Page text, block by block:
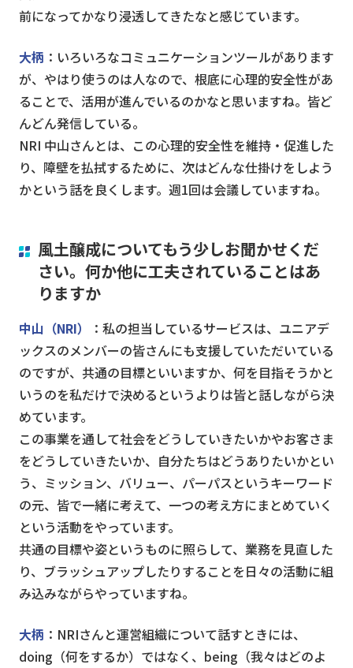
前になってかなり浸透してきたなと感じています。
大柄 ：いろいろなコミュニケーションツールがあります
が、やはり使うのは人なので、根底に心理的安全性があ
ることで、活用が進んでいるのかなと思いますね。皆ど
んどん発信している。
NRI 中山さんとは、この心理的安全性を維持・促進した
り、障壁を払拭するために、次はどんな仕掛けをしよう
かという話を良くします。週1回は会議していますね。
風土醸成についてもう少しお聞かせくだ
さい。何か他に工夫されていることはあ
りますか
中山（NRI）
：私の担当しているサービスは、ユニアデ
ックスのメンバーの皆さんにも支援していただいている
のですが、共通の目標といいますか、何を目指そうかと
いうのを私だけで決めるというよりは皆と話しながら決
めています。
この事業を通して社会をどうしていきたいかやお客さま
をどうしていきたいか、自分たちはどうありたいかとい
う、ミッション、バリュー、パーパスというキーワード
の元、皆で一緒に考えて、一つの考え方にまとめていく
という活動をやっています。
共通の目標や姿というものに照らして、業務を見直した
り、ブラッシュアップしたりすることを日々の活動に組
み込みながらやっていますね。
大柄 ：NRIさんと運営組織について話すときには、
doing（何をするか）ではなく、being（我々はどのよ